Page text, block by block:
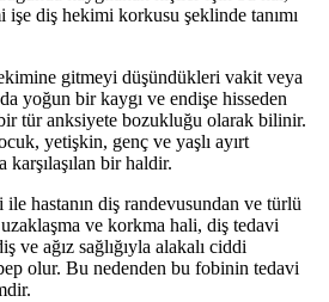
işe diş hekimi korkusu şeklinde tanımı
gitmeyi düşündükleri vakit veya
yoğun bir kaygı ve endişe hisseden
tür anksiyete bozukluğu olarak bilinir.
yetişkin, genç ve yaşlı ayırt
bir haldir.
hastanın diş randevusundan ve türlü
ve korkma hali, diş tedavi
ve ağız sağlığıyla alakalı ciddi
olur. Bu nedenden bu fobinin tedavi